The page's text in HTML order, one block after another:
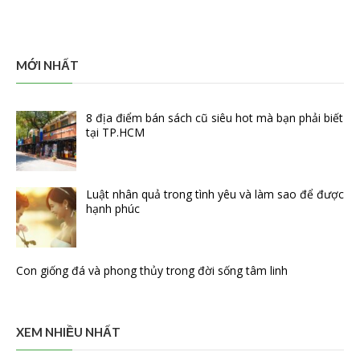
MỚI NHẤT
8 địa điểm bán sách cũ siêu hot mà bạn phải biết
tại TP.HCM
Luật nhân quả trong tình yêu và làm sao để được
hạnh phúc
Con giống đá và phong thủy trong đời sống tâm linh
XEM NHIỀU NHẤT